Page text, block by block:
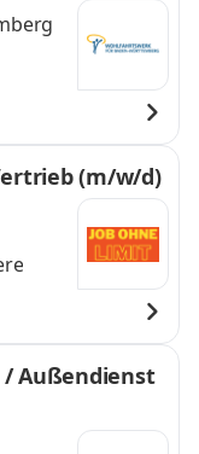
Außendienstmitarbeiter im Vertrieb (m/w/d)
Außendienst